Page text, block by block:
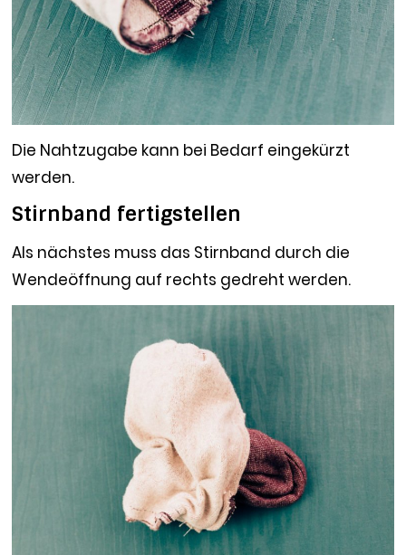
Die Nahtzugabe kann bei Bedarf eingekürzt
werden.
Stirnband fertigstellen
Als nächstes muss das Stirnband durch die
Wendeöffnung auf rechts gedreht werden.